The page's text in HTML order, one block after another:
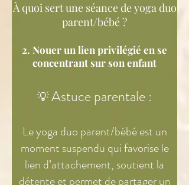
À quoi sert une séance de yoga duo
parent/bébé ?
​2. Nouer un lien privilégié en se
concentrant sur son enfant
💡Astuce parentale :
Le yoga duo parent/bébé est un
moment suspendu qui favorise le
lien d’attachement, soutient la
détente et permet de partager un